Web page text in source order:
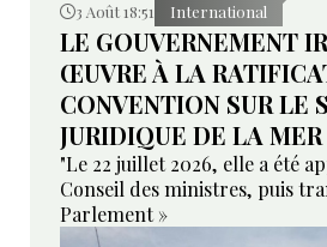
3 Août 18:51 International
LE GOUVERNEMENT
ŒUVRE À LA
CONVENTION SUR LE
JURIDIQUE DE LA
"Le 22 juillet 2026, elle a été
Conseil des ministres, puis
Parlement »